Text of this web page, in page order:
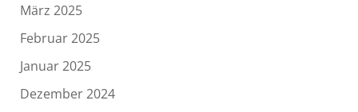
März 2025
Februar 2025
Januar 2025
Dezember 2024